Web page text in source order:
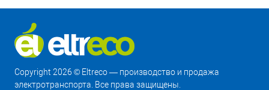
Copyright 2026 © Eltreco — производство и продажа
электротранспорта. Все права защищены.